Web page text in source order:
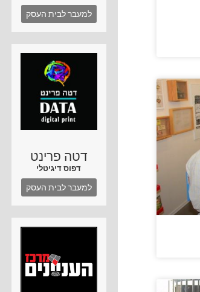
למעבר לבית העסק
דטה פרינט
דפוס דיגיטלי
למעבר לבית העסק